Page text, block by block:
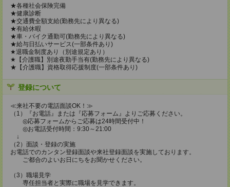
★各種社会保険完備
★健康診断
★交通費全額支給(勤務先により異なる)
★有給休暇
★車・バイク通勤可(勤務先により異なる)
★給与日払いサービス(一部条件あり)
★退職金制度あり（別途規定あり）
★【介護職】別途夜勤手当有(勤務先により異なる)
★【介護職】資格取得応援制度(一部条件あり)
登録について
≪来社不要の電話面談OK！≫
（1）『お電話』または『応募フォーム』よりご応募ください。
◎応募フォームからご応募は24時間受付中！
◎お電話受付時間：9:30～21:00
↓
（2）面談・登録の実施
お電話でのカンタン登録面談や来社登録面談を実施しております。
ご都合のよいお日にちをお聞かせください。
（3）職場見学
専任担当者と実際に職場を見学できます。